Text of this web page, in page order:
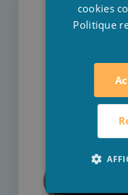
cookies
Politique